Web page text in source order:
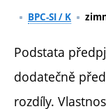
BPC-SI / K
Podstata
dodatečně
rozdíly.